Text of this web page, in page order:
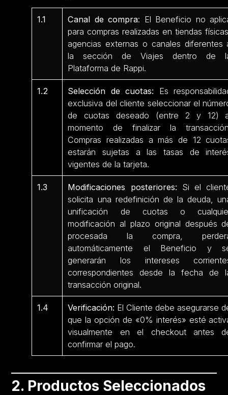
1.1 Canal de compra: El Beneficio no
para compras realizadas en tiendas
agencias externas o canales diferentes
la sección de Viajes dentro de
Plataforma de Rappi.
1.2 Selección de cuotas: Es
exclusiva del cliente seleccionar el
de cuotas deseado (entre 2 y 12)
momento de finalizar la
Compras realizadas a más de 12
estarán sujetas a las tasas de
vigentes de la tarjeta.
1.3 Modificaciones posteriores: Si el
solicita una redefinición de la deuda,
unificación de cuotas o
modificación al plazo original después
procesada la compra,
automáticamente el Beneficio y
generarán los intereses
correspondientes desde la fecha de
transacción original.
1.4 Verificación: El Cliente debe asegurarse
que la opción de «0% interés» esté
visualmente en el checkout antes
confirmar el pago.
2. Productos Seleccionados